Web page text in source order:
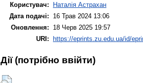
Користувач:
Наталія Астрахан
Дата подачі:
16 Трав 2024 13:06
Оновлення:
18 Черв 2025 19:57
URI:
https://eprints.zu.edu.ua/id/
Дії ​​(потрібно ввійти)